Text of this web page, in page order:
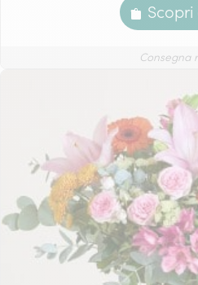
Scopri
Consegna